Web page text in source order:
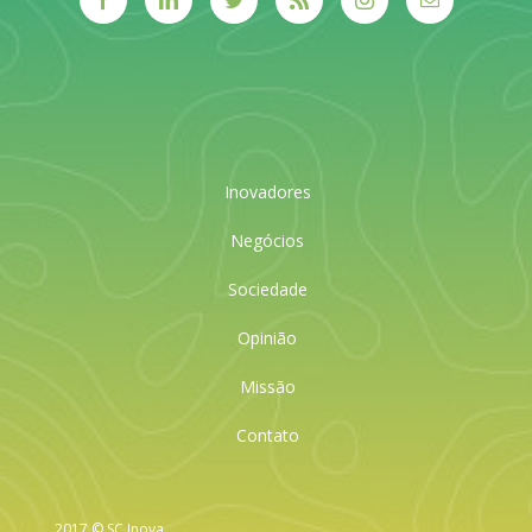
Inovadores
Negócios
Sociedade
Opinião
Missão
Contato